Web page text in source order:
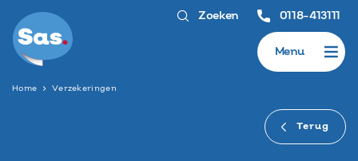
Zoeken 0118-413111
Menu
Home Verzekeringen
Terug